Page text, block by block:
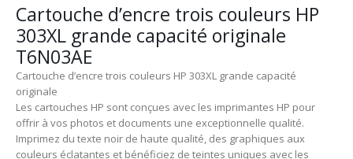
Cartouche d’encre trois couleurs HP
303XL grande capacité originale
T6N03AE
Cartouche d’encre trois couleurs HP 303XL grande capacité
originale
Les cartouches HP sont conçues avec les imprimantes HP pour
offrir à vos photos et documents une exceptionnelle qualité.
Imprimez du texte noir de haute qualité, des graphiques aux
couleurs éclatantes et bénéficiez de teintes uniques avec les